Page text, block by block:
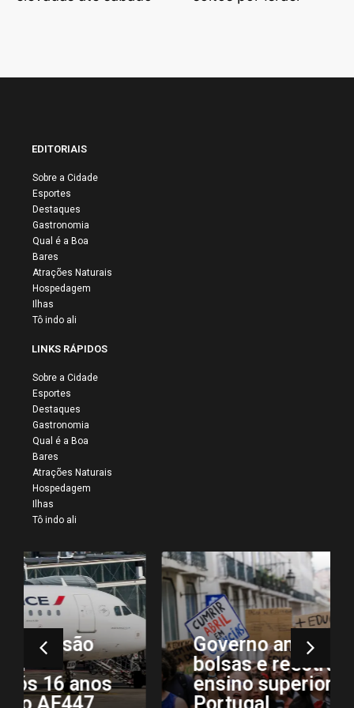
EDITORIAIS
Sobre a Cidade
Esportes
Destaques
Gastronomia
Qual é a Boa
Bares
Atrações Naturais
Hospedagem
Ilhas
Tô indo ali
LINKS RÁPIDOS
Sobre a Cidade
Esportes
Destaques
Gastronomia
Qual é a Boa
Bares
Atrações Naturais
Hospedagem
Ilhas
Tô indo ali
Governo amplia valor de
bolsas e reestrutura
ensino superior em